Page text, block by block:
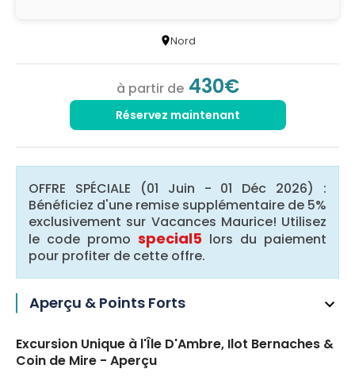
Nord
à partir de 430€
Réservez maintenant
OFFRE SPÉCIALE (01 Juin - 01 Déc 2026) :
Bénéficiez d'une remise supplémentaire de 5%
exclusivement sur Vacances Maurice! Utilisez
le code promo special5 lors du paiement
pour profiter de cette offre.
Aperçu & Points Forts
Excursion Unique à l'Île D'Ambre, Ilot Bernaches &
Coin de Mire - Aperçu